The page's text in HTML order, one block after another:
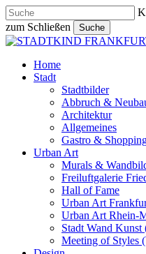
Skip
to
main
content
zum Schließen
Suche
Close
search
Menu
Home
Stadt
Stadtbilder
Abbruch &
Architektur
Allgemeines
Gastro &
Urban Art
Murals &
Freiluftgalerie
Hall of Fame
Urban Art
Urban Art Rhein-
Stadt Wand
Meeting of Styles